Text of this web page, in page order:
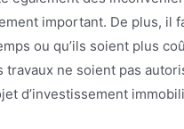
important. De plus, il
ou qu’ils soient plus
ne soient pas
d’investissement